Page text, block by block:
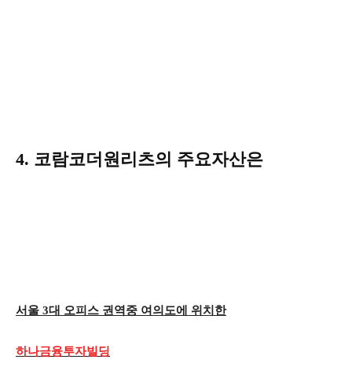
4. 코람코더원리츠의 주요자산은
서울 3대 오피스 권역중 여의도에 위치한
하나금융투자빌딩